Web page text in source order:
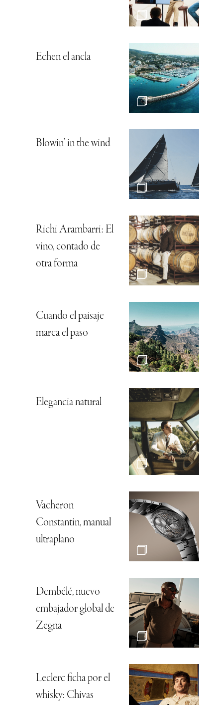
Echen el ancla
Blowin’ in the wind
Richi Arambarri: El
vino, contado de
otra forma
Cuando el paisaje
marca el paso
Elegancia natural
Vacheron
Constantin, manual
ultraplano
Dembélé, nuevo
embajador global de
Zegna
Leclerc ficha por el
whisky: Chivas